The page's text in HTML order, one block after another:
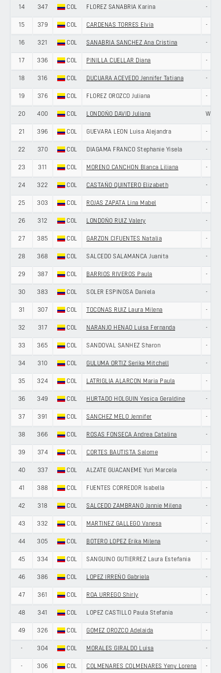
14 347 COL FLOREZ SANABRIA Karina -
15 379 COL CARDENAS TORRES Elvia -
16 321 COL SANABRIA SANCHEZ Ana Cristina -
17 336 COL PINILLA CUELLAR Diana -
18 316 COL DUCUARA ACEVEDO Jennifer Tatiana -
19 376 COL FLOREZ OROZCO Juliana -
20 400 COL LONDOÑO DAVID Juliana WCC
21 396 COL GUEVARA LEON Luisa Alejandra -
22 370 COL DIAGAMA FRANCO Stephanie Yisela -
23 311 COL MORENO CANCHON Blanca Liliana -
24 322 COL CASTAÑO QUINTERO Elizabeth -
25 303 COL ROJAS ZAPATA Lina Mabel -
26 312 COL LONDOÑO RUIZ Valery -
27 385 COL GARZON CIFUENTES Natalia -
28 368 COL SALCEDO SALAMANCA Juanita -
29 387 COL BARRIOS RIVEROS Paula -
30 383 COL SOLER ESPINOSA Daniela -
31 307 COL TOCONAS RUIZ Laura Milena -
32 317 COL NARANJO HENAO Luisa Fernanda -
33 365 COL SANDOVAL SANHEZ Sharon -
34 310 COL GULUMA ORTIZ Serika Mitchell -
35 324 COL LATRIGLIA ALARCON Maria Paula -
36 349 COL HURTADO HOLGUIN Yesica Geraldine -
37 391 COL SANCHEZ MELO Jennifer -
38 366 COL ROSAS FONSECA Andrea Catalina -
39 374 COL CORTES BAUTISTA Salome -
40 337 COL ALZATE GUACANEME Yuri Marcela -
41 388 COL FUENTES CORREDOR Isabella -
42 318 COL SALCEDO ZAMBRANO Jannie Milena -
43 332 COL MARTINEZ GALLEGO Vanesa -
44 305 COL BOTERO LOPEZ Erika Milena -
45 334 COL SANGUINO GUTIERREZ Laura Estefania -
46 386 COL LOPEZ IRREÑO Gabriela -
47 361 COL ROA URREGO Shirly -
48 341 COL LOPEZ CASTILLO Paula Stefania -
49 326 COL GOMEZ OROZCO Adelaida -
- 304 COL MORALES GIRALDO Luisa -
- 306 COL COLMENARES COLMENARES Yeny Lorena -